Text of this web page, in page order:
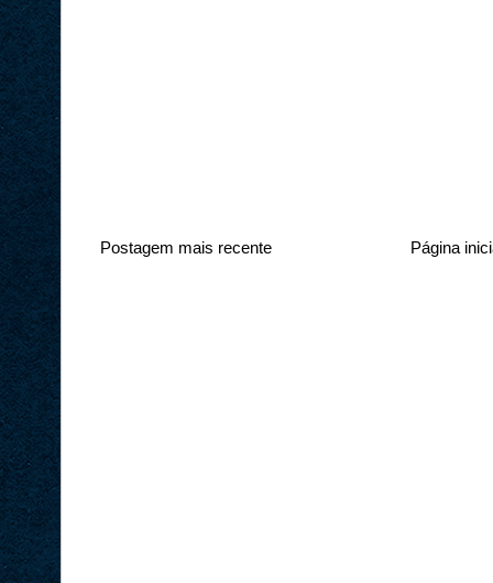
Postagem mais recente Página